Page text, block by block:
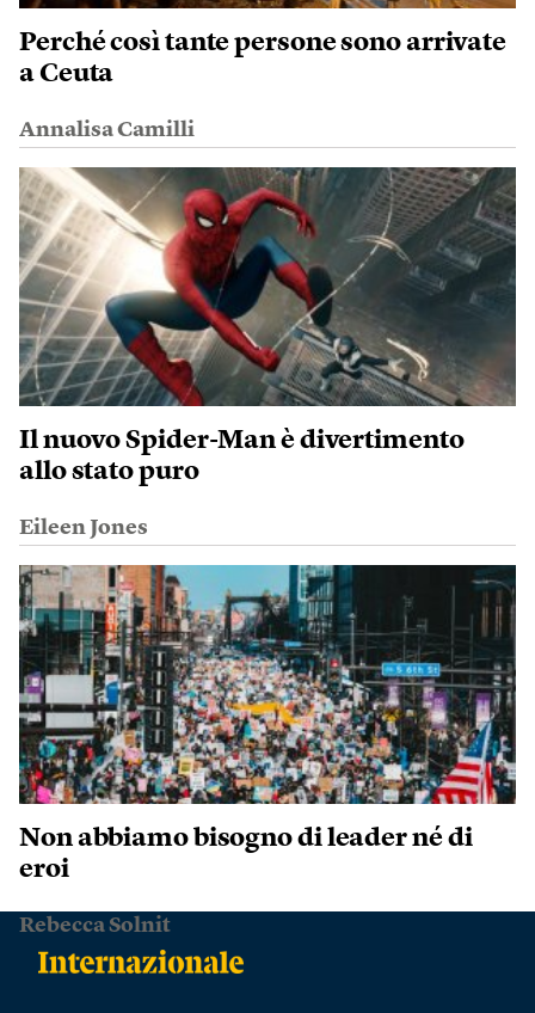
Perché così tante persone sono arrivate
a Ceuta
Annalisa Camilli
Il nuovo Spider-Man è divertimento
allo stato puro
Eileen Jones
Non abbiamo bisogno di leader né di
eroi
Rebecca Solnit